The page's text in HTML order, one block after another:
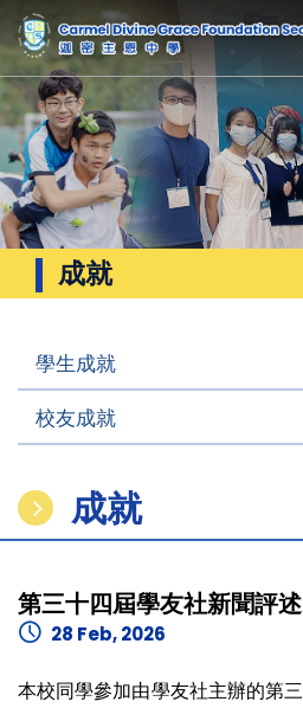
成就
學生成就
校友成就
成就
第三十四屆學友社新聞評
28 Feb, 2026
本校同學參加由學友社主辦的第